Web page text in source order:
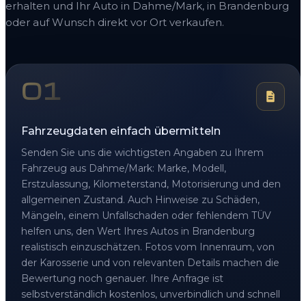
erhalten und Ihr Auto in Dahme/Mark, in Brandenburg
oder auf Wunsch direkt vor Ort verkaufen.
01
Fahrzeugdaten einfach übermitteln
Senden Sie uns die wichtigsten Angaben zu Ihrem
Fahrzeug aus Dahme/Mark: Marke, Modell,
Erstzulassung, Kilometerstand, Motorisierung und den
allgemeinen Zustand. Auch Hinweise zu Schäden,
Mängeln, einem Unfallschaden oder fehlendem TÜV
helfen uns, den Wert Ihres Autos in Brandenburg
realistisch einzuschätzen. Fotos vom Innenraum, von
der Karosserie und von relevanten Details machen die
Bewertung noch genauer. Ihre Anfrage ist
selbstverständlich kostenlos, unverbindlich und schnell